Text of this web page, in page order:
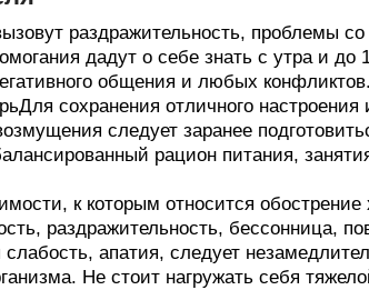
раздражительность, проблемы
дадут о себе знать с утра и до
общения и любых
сохранения отличного настроения
следует заранее
рацион питания,
к которым относится обострение
раздражительность, бессонница,
апатия, следует
Не стоит нагружать себя